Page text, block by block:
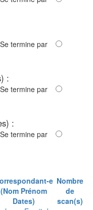
Se termine par
:
Se termine par
:
Se termine par
e
(Nom Prénom
Dates)
Nombre
de
scan(s)